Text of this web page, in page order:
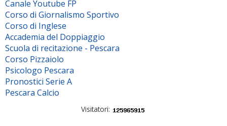
Canale Youtube FP
Corso di Giornalismo Sportivo
Corso di Inglese
Accademia del Doppiaggio
Scuola di recitazione - Pescara
Corso Pizzaiolo
Psicologo Pescara
Pronostici Serie A
Pescara Calcio
Visitatori: